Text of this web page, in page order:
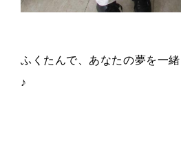
ふくたんで、あなたの夢を一
♪